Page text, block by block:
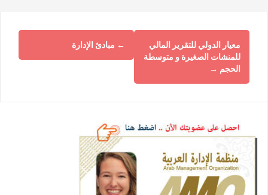
← مبادئ الإدارة
معيار الدولي للتقرير المالي
للمنشات الصغيرة و متوسطة
الحجم →